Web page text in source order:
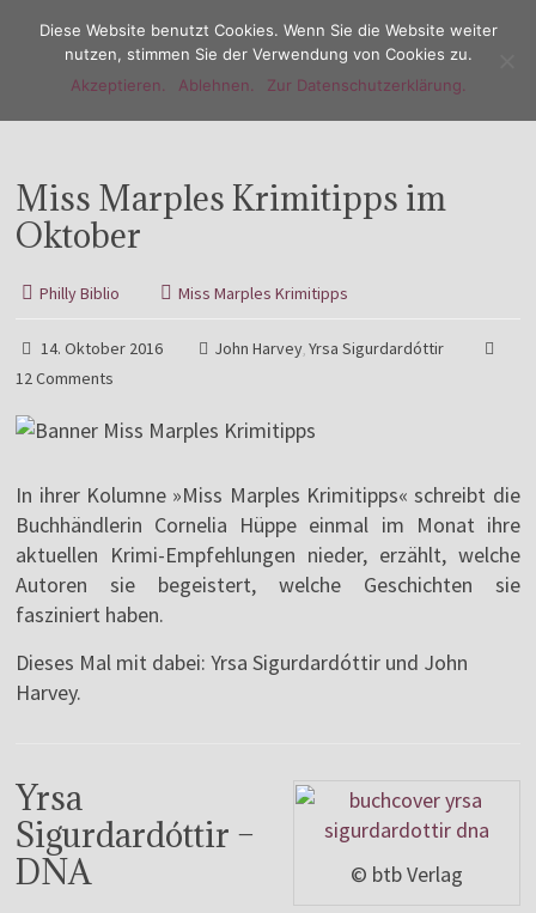
Menu
Miss Marples Krimitipps im
Oktober
Philly Biblio Miss Marples Krimitipps
14. Oktober 2016 John Harvey,Yrsa Sigurdardóttir
12 Comments
In ihrer Kolumne »Miss Marples Krimitipps« schreibt die
Buchhändlerin Cornelia Hüppe einmal im Monat ihre
aktuellen Krimi-Empfehlungen nieder, erzählt, welche
Autoren sie begeistert, welche Geschichten sie
fasziniert haben.
Dieses Mal mit dabei: Yrsa Sigurdardóttir und John
Harvey.
© btb Verlag
Yrsa
Sigurdardóttir –
DNA
Diese Website benutzt Cookies. Wenn Sie die Website weiter
nutzen, stimmen Sie der Verwendung von Cookies zu.
Akzeptieren.
Ablehnen. Zur Datenschutzerklärung.